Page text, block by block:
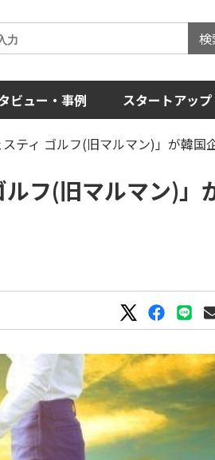
検
ビュー・事例 スタートアップ
ティ ゴルフ(旧マルマン)」が韓国
フ(旧マルマン)」